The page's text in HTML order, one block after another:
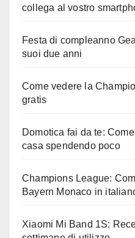
collega al vostro
Festa di compleanno
suoi due anni
Come vedere la
gratis
Domotica fai da te:
casa spendendo poco
Champions League:
Bayern Monaco in
Xiaomi Mi Band 1S: